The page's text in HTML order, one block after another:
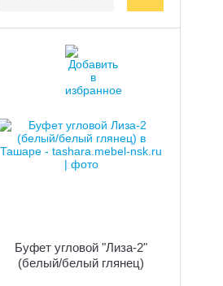
Буфет угловой "Лиза-2"
(белый/белый глянец)